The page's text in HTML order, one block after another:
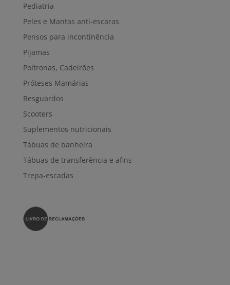
Pediatria
Peles e Mantas anti-escaras
Pensos para incontinência
Pijamas
Poltronas, Cadeirões
Próteses Mamárias
Resguardos
Scooters
Suplementos nutricionais
Tábuas de banheira
Tábuas de transferência e afins
Trepa-escadas